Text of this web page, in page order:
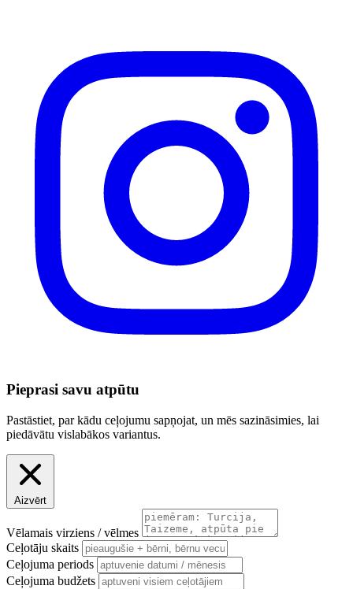
Pieprasi savu atpūtu
Pastāstiet, par kādu ceļojumu sapņojat, un mēs sazināsimies, lai
piedāvātu vislabākos variantus.
Aizvērt
Vēlamais virziens / vēlmes
Ceļotāju skaits
Ceļojuma periods
Ceļojuma budžets